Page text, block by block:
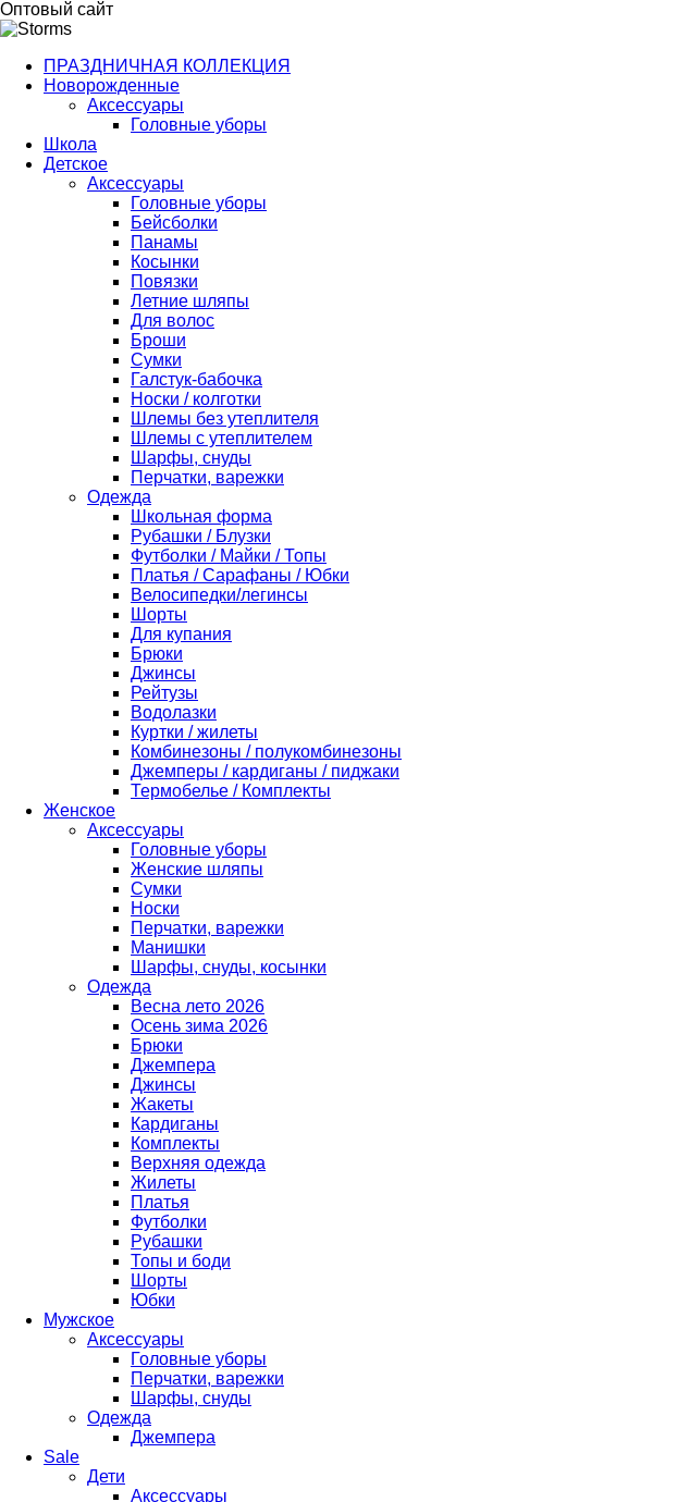
Оптовый сайт
ПРАЗДНИЧНАЯ КОЛЛЕКЦИЯ
Новорожденные
Аксессуары
Головные уборы
Школа
Детское
Аксессуары
Головные уборы
Бейсболки
Панамы
Косынки
Повязки
Летние шляпы
Для волос
Броши
Сумки
Галстук-бабочка
Носки / колготки
Шлемы без утеплителя
Шлемы с утеплителем
Шарфы, снуды
Перчатки, варежки
Одежда
Школьная форма
Рубашки / Блузки
Футболки / Майки / Топы
Платья / Сарафаны / Юбки
Велосипедки/легинсы
Шорты
Для купания
Брюки
Джинсы
Рейтузы
Водолазки
Куртки / жилеты
Комбинезоны / полукомбинезоны
Джемперы / кардиганы / пиджаки
Термобелье / Комплекты
Женское
Аксессуары
Головные уборы
Женские шляпы
Сумки
Носки
Перчатки, варежки
Манишки
Шарфы, снуды, косынки
Одежда
Весна лето 2026
Осень зима 2026
Брюки
Джемпера
Джинсы
Жакеты
Кардиганы
Комплекты
Верхняя одежда
Жилеты
Платья
Футболки
Рубашки
Топы и боди
Шорты
Юбки
Мужское
Аксессуары
Головные уборы
Перчатки, варежки
Шарфы, снуды
Одежда
Джемпера
Sale
Дети
Аксессуары